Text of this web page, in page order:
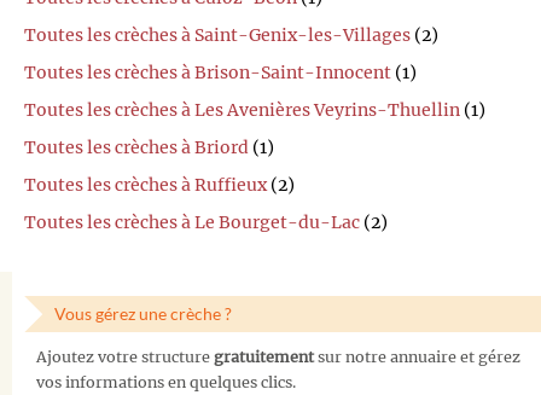
Toutes les crèches à Saint-Genix-les-Villages (2)
Toutes les crèches à Brison-Saint-Innocent (1)
Toutes les crèches à Les Avenières Veyrins-Thuellin (1)
Toutes les crèches à Briord (1)
Toutes les crèches à Ruffieux(2)
Toutes les crèches à Le Bourget-du-Lac (2)
Vous gérez une crèche ?
Ajoutez votre structure gratuitementsur notre annuaire et gérez
vos informations en quelques clics.